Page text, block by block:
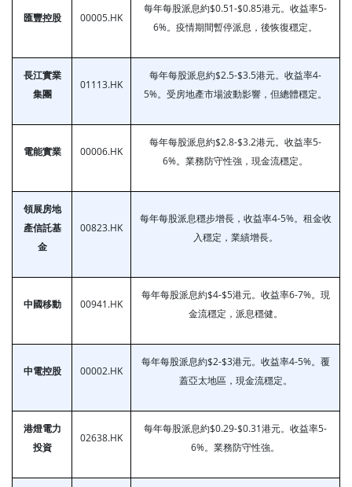
匯豐控股 00005.HK
每年每股派息約$0.51-$0.85港元。收益率5-
6%。疫情期間暫停派息，後恢復穩定。
長江實業
集團
01113.HK
每年每股派息約$2.5-$3.5港元。收益率4-
5%。受房地產市場波動影響，但總體穩定。
電能實業 00006.HK
每年每股派息約$2.8-$3.2港元。收益率5-
6%。業務防守性強，現金流穩定。
領展房地
產信託基
金
00823.HK
每年每股派息穩步增長，收益率4-5%。租金收
入穩定，業績增長。
中國移動 00941.HK
每年每股派息約$4-$5港元。收益率6-7%。現
金流穩定，派息穩健。
中電控股 00002.HK
每年每股派息約$2-$3港元。收益率4-5%。覆
蓋亞太地區，現金流穩定。
港燈電力
投資
02638.HK
每年每股派息約$0.29-$0.31港元。收益率5-
6%。業務防守性強。